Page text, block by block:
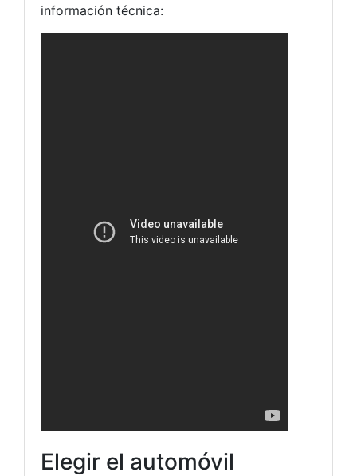
información técnica:
Elegir el automóvil